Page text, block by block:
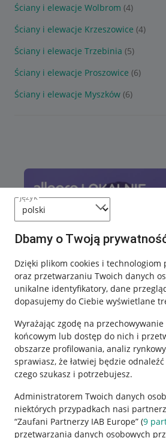
język
Dbamy o Twoją
Dzięki plikom cookies i technologiom
oraz przetwarzaniu Twoich danych
unikalne identyfikatory, dane
dopasujemy do Ciebie wyświetlane
Wyrażając zgodę na
końcowym lub dostęp do nich i
obszarze profilowania, analiz
sprawiasz, że łatwiej będzie
czego szukasz i potrzebujesz.
Administratorem Twoich danych
niektórych przypadkach nasi
“Zaufani Partnerzy IAB Europe” (9
przetwarzania danych osobowych
Ściany i elewacje Wolbrom (4)
Ściany i elewacje Krzeszowice (4)
Ściany i elewacje Trzebinia (5)
Ściany i elewacje Proszowice (6)
Ściany i elewacje Myszków (6)
Przydatne informacje
Jak to działa
Napisz do nas